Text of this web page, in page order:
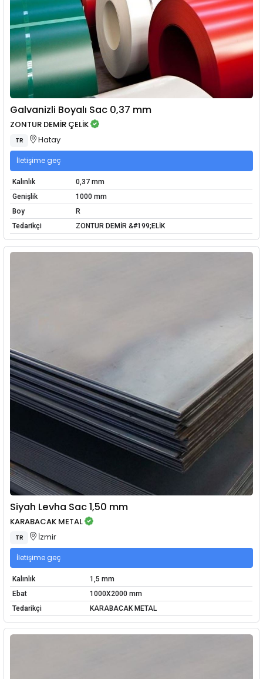
Galvanizli Boyalı Sac 0,37 mm
ZONTUR DEMİR ÇELİK
TR Hatay
İletişime geç
Kalınlık
0,37 mm
Genişlik
1000 mm
Boy
R
Tedarikçi
ZONTUR DEMİR &#199;ELİK
Siyah Levha Sac 1,50 mm
KARABACAK METAL
TR İzmir
İletişime geç
Kalınlık
1,5 mm
Ebat
1000X2000 mm
Tedarikçi
KARABACAK METAL